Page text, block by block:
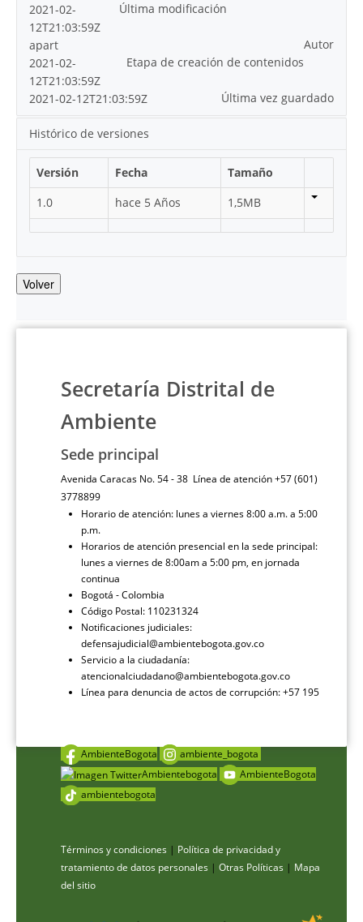
Última modificación
2021-02-
12T21:03:59Z
Autor
apart
Etapa de creación de contenidos
2021-02-
12T21:03:59Z
Última vez guardado
2021-02-12T21:03:59Z
Histórico de versiones
Versión Fecha
Tamaño
1.0
hace 5 Años 1,5MB
Volver
Secretaría Distrital de
Ambiente
Sede principal
Avenida Caracas No. 54 - 38 Línea de atención +57 (601)
3778899
Horario de atención: lunes a viernes 8:00 a.m. a 5:00
p.m.
Horarios de atención presencial en la sede principal:
lunes a viernes de 8:00am a 5:00 pm, en jornada
continua
Bogotá - Colombia
Código Postal: 110231324
Notificaciones judiciales:
defensajudicial@ambientebogota.gov.co
Servicio a la ciudadanía:
atencionalciudadano@ambientebogota.gov.co
Línea para denuncia de actos de corrupción: +57 195
AmbienteBogota
ambiente_bogota
Ambientebogota
AmbienteBogota
ambientebogota
Términos y condiciones | Política de privacidad y
tratamiento de datos personales | Otras Políticas | Mapa
del sitio